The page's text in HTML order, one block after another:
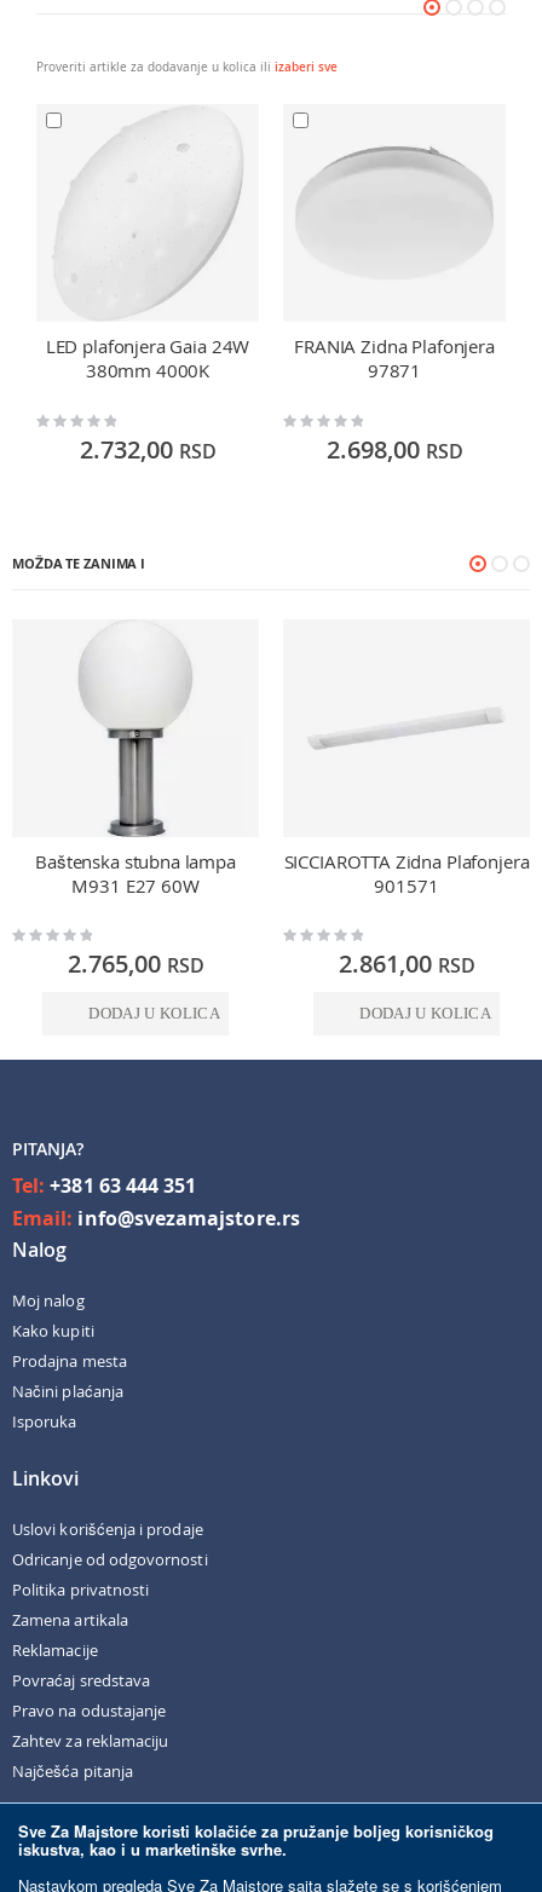
Sve Za Majstore koristi kolačiće za pružanje boljeg korisničkog
iskustva, kao i u marketinške svrhe.
Nastavkom pregleda Sve Za Majstore sajta slažete se s korišćenjem
Proveriti artikle za dodavanje u kolica ili izaberi sve
LED plafonjera Gaia 24W
380mm 4000K
Rating:
2.732,00 RSD
FRANIA Zidna Plafonjera
97871
Rating:
2.698,00 RSD
MOŽDA TE ZANIMA I
Baštenska stubna lampa
M931 E27 60W
Rating:
2.765,00 RSD
DODAJ U KOLICA
SICCIAROTTA Zidna Plafonjera
901571
Rating:
2.861,00 RSD
DODAJ U KOLICA
PITANJA?
Tel:+381 63 444 351
Email: info@svezamajstore.rs
Nalog
Moj nalog
Kako kupiti
Prodajna mesta
Načini plaćanja
Isporuka
Linkovi
Uslovi korišćenja i prodaje
Odricanje od odgovornosti
Politika privatnosti
Zamena artikala
Reklamacije
Povraćaj sredstava
Pravo na odustajanje
Zahtev za reklamaciju
Najčešća pitanja
© Sve Za Majstore. 2026. Sva prava zadržana.